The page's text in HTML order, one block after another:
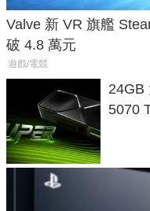
Valve 新 VR 旗艦
破 4.8 萬元
遊戲/電競
24GB
5070